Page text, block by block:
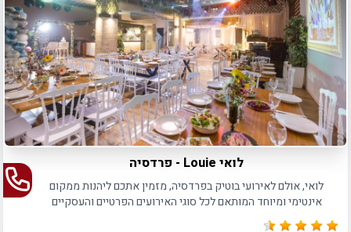
לואי Louie - פרדסיה
לואי, אולם לאירועי בוטיק בפרדסיה, מזמין אתכם ליהנות ממקום
אינטימי ומיוחד המותאם לכל סוגי האירועים הפרטיים והעסקיים
כאחד, עד 160 איש בישיבה ו- 250 איש באירועי קוקטייל.